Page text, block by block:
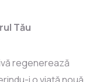
Tău
regenerează